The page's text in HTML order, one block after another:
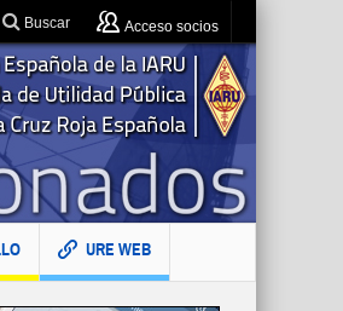
Buscar Acceso socios
URE WEB